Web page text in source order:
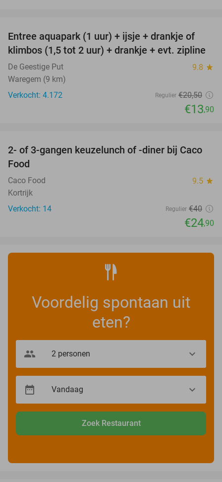
32%
Entree aquapark (1 uur) + ijsje + drankje of
klimbos (1,5 tot 2 uur) + drankje + evt. zipline
De Geestige Put 9.8 star
Waregem (9 km)
Verkocht: 4.172
Regulier €20,50
€13,90
38%
2- of 3-gangen keuzelunch of -diner bij Caco
Food
Caco Food 9.5 star
Kortrijk
Verkocht: 14
Regulier €40
€24,90
Voordelig spontaan uit
eten?
Zoek Restaurant